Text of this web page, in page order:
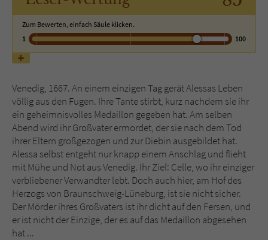
Zum Bewerten, einfach Säule klicken.
1
100
Venedig, 1667. An einem einzigen Tag gerät Alessas Leben
völlig aus den Fugen. Ihre Tante stirbt, kurz nachdem sie ihr
ein geheimnisvolles Medaillon gegeben hat. Am selben
Abend wird ihr Großvater ermordet, der sie nach dem Tod
ihrer Eltern großgezogen und zur Diebin ausgebildet hat.
Alessa selbst entgeht nur knapp einem Anschlag und flieht
mit Mühe und Not aus Venedig. Ihr Ziel: Celle, wo ihr einziger
verbliebener Verwandter lebt. Doch auch hier, am Hof des
Herzogs von Braunschweig-Lüneburg, ist sie nicht sicher.
Der Mörder ihres Großvaters ist ihr dicht auf den Fersen, und
er ist nicht der Einzige, der es auf das Medaillon abgesehen
hat ...
Name tx_pwcomments_ahash
Anbieter Literatur-Couch Medien GmbH & Co. KG
Laufzeit 1 Jahr
Zweck Cookie für Kommentare einzelner Buchtitel
Name fe_typo_user
Anbieter Literatur-Couch Medien GmbH & Co. KG
Laufzeit Session